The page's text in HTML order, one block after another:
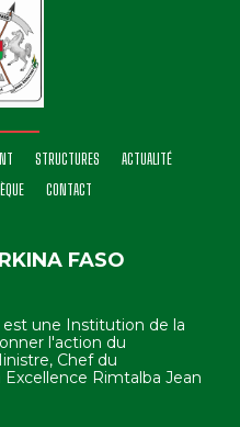
STRUCTURES
ACTUALITÉ
CONTACT
FASO
une Institution de la
l'action du
Chef du
Rimtalba Jean